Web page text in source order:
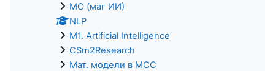
МО (маг ИИ)
NLP
M1. Artificial Intelligence
CSm2Research
Мат. модели в МСС